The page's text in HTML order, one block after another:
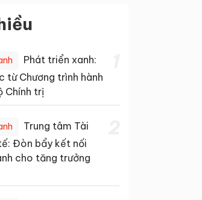
Phát triển xanh:
từ Chương trình hành
Chính trị
Trung tâm Tài
Đòn bẩy kết nối
cho tăng trưởng